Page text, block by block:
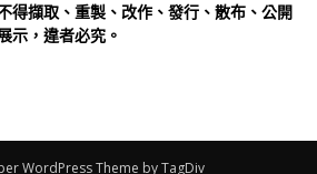
得擷取、重製、改作、發行、散布、公開
示，違者必究。
WordPress Theme by TagDiv